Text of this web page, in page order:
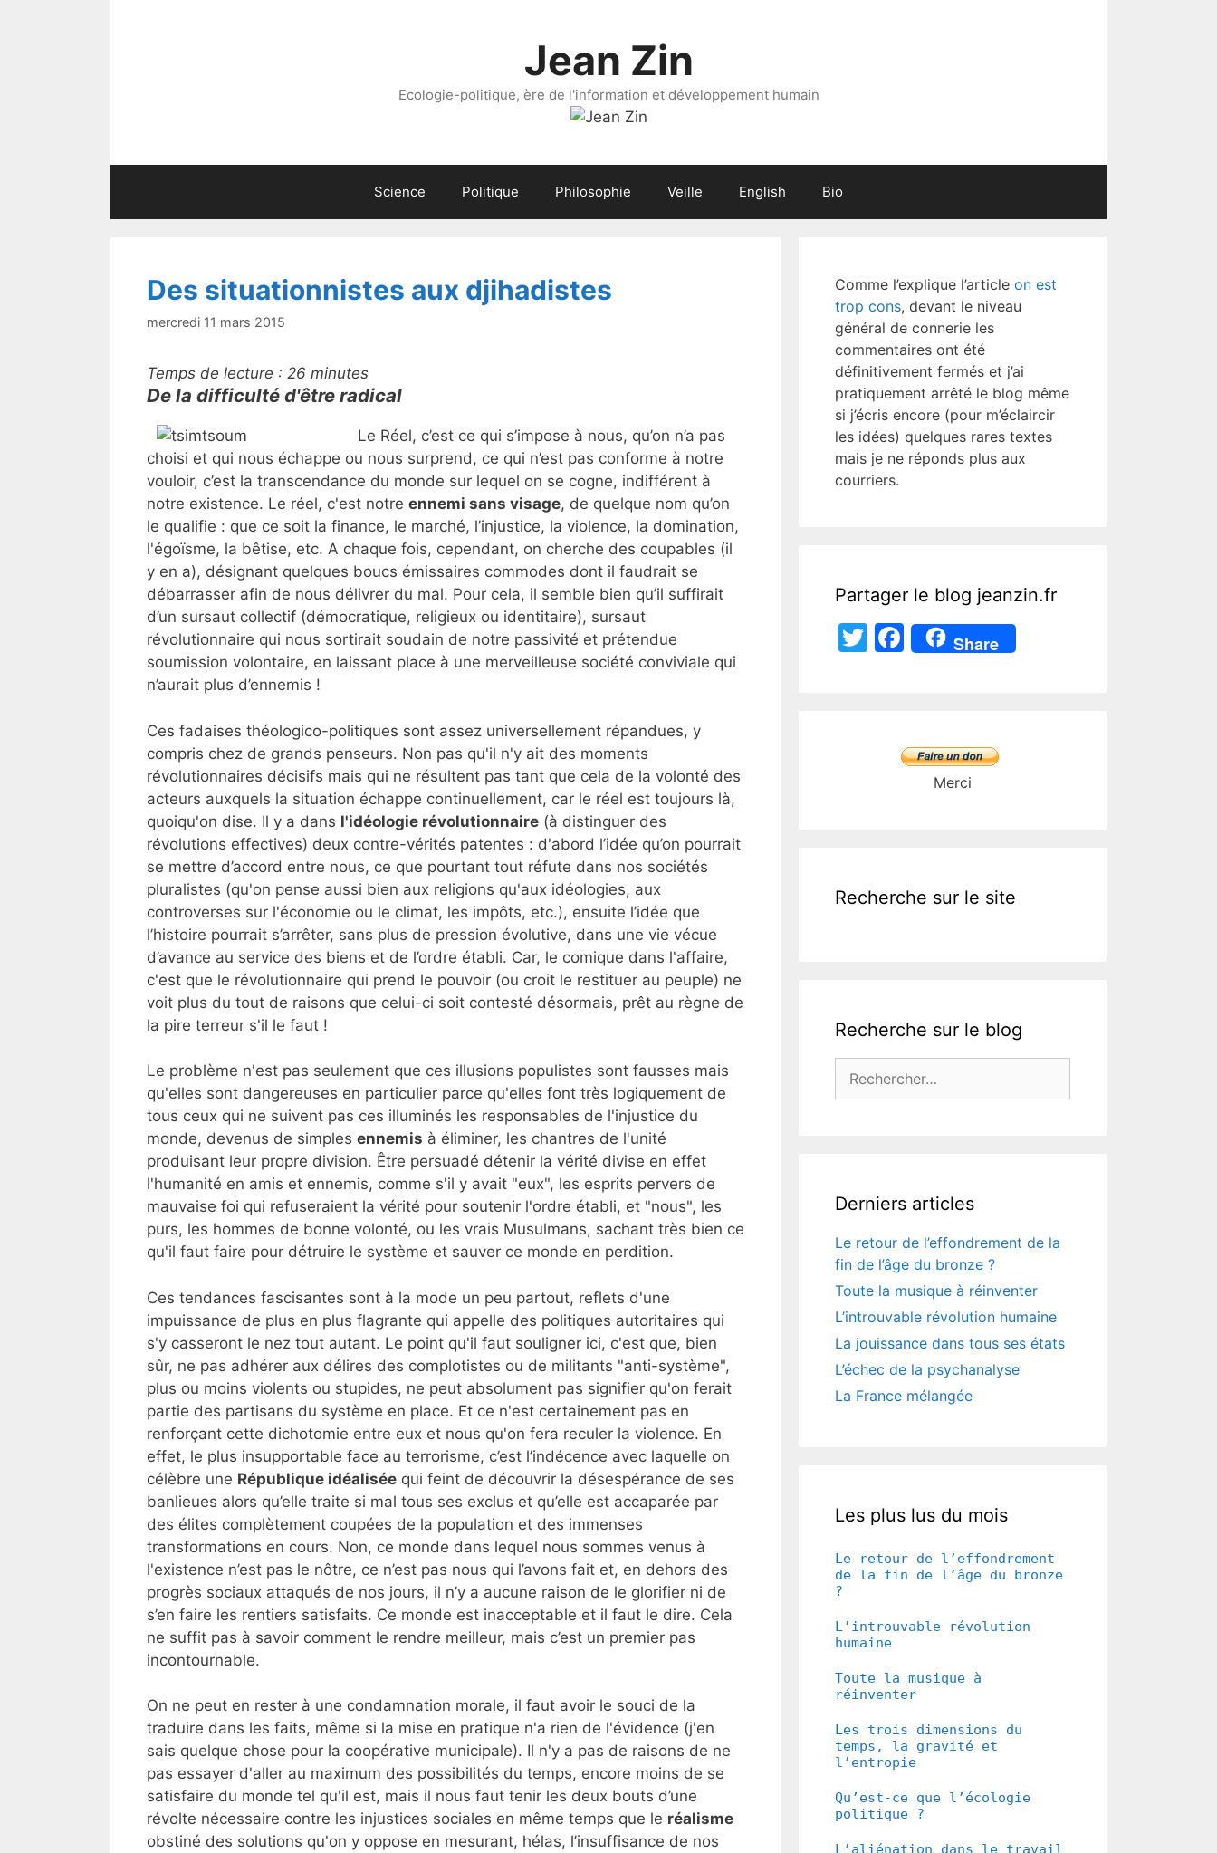
Jean Zin
Ecologie-politique, ère de l'information et développement humain
Science Politique Philosophie Veille English Bio
Des situationnistes aux djihadistes
mercredi 11 mars 2015
Temps de lecture : 26 minutes
De la difficulté d'être radical
Le Réel, c’est ce qui s’impose à nous, qu’on n’a pas
choisi et qui nous échappe ou nous surprend, ce qui n’est pas conforme à notre
vouloir, c’est la transcendance du monde sur lequel on se cogne, indifférent à
notre existence. Le réel, c'est notre ennemi sans visage, de quelque nom qu’on
le qualifie : que ce soit la finance, le marché, l’injustice, la violence, la domination,
l'égoïsme, la bêtise, etc. A chaque fois, cependant, on cherche des coupables (il
y en a), désignant quelques boucs émissaires commodes dont il faudrait se
débarrasser afin de nous délivrer du mal. Pour cela, il semble bien qu’il suffirait
d’un sursaut collectif (démocratique, religieux ou identitaire), sursaut
révolutionnaire qui nous sortirait soudain de notre passivité et prétendue
soumission volontaire, en laissant place à une merveilleuse société conviviale qui
n’aurait plus d’ennemis !
Ces fadaises théologico-politiques sont assez universellement répandues, y
compris chez de grands penseurs. Non pas qu'il n'y ait des moments
révolutionnaires décisifs mais qui ne résultent pas tant que cela de la volonté des
acteurs auxquels la situation échappe continuellement, car le réel est toujours là,
quoiqu'on dise. Il y a dans l'idéologie révolutionnaire (à distinguer des
révolutions effectives) deux contre-vérités patentes : d'abord l’idée qu’on pourrait
se mettre d’accord entre nous, ce que pourtant tout réfute dans nos sociétés
pluralistes (qu'on pense aussi bien aux religions qu'aux idéologies, aux
controverses sur l'économie ou le climat, les impôts, etc.), ensuite l’idée que
l’histoire pourrait s’arrêter, sans plus de pression évolutive, dans une vie vécue
d’avance au service des biens et de l’ordre établi. Car, le comique dans l'affaire,
c'est que le révolutionnaire qui prend le pouvoir (ou croit le restituer au peuple) ne
voit plus du tout de raisons que celui-ci soit contesté désormais, prêt au règne de
la pire terreur s'il le faut !
Le problème n'est pas seulement que ces illusions populistes sont fausses mais
qu'elles sont dangereuses en particulier parce qu'elles font très logiquement de
tous ceux qui ne suivent pas ces illuminés les responsables de l'injustice du
monde, devenus de simples ennemis à éliminer, les chantres de l'unité
produisant leur propre division. Être persuadé détenir la vérité divise en effet
l'humanité en amis et ennemis, comme s'il y avait "eux", les esprits pervers de
mauvaise foi qui refuseraient la vérité pour soutenir l'ordre établi, et "nous", les
purs, les hommes de bonne volonté, ou les vrais Musulmans, sachant très bien ce
qu'il faut faire pour détruire le système et sauver ce monde en perdition.
Ces tendances fascisantes sont à la mode un peu partout, reflets d'une
impuissance de plus en plus flagrante qui appelle des politiques autoritaires qui
s'y casseront le nez tout autant. Le point qu'il faut souligner ici, c'est que, bien
sûr, ne pas adhérer aux délires des complotistes ou de militants "anti-système",
plus ou moins violents ou stupides, ne peut absolument pas signifier qu'on ferait
partie des partisans du système en place. Et ce n'est certainement pas en
renforçant cette dichotomie entre eux et nous qu'on fera reculer la violence. En
effet, le plus insupportable face au terrorisme, c’est l’indécence avec laquelle on
célèbre une République idéalisée qui feint de découvrir la désespérance de ses
banlieues alors qu’elle traite si mal tous ses exclus et qu’elle est accaparée par
des élites complètement coupées de la population et des immenses
transformations en cours. Non, ce monde dans lequel nous sommes venus à
l'existence n’est pas le nôtre, ce n’est pas nous qui l’avons fait et, en dehors des
progrès sociaux attaqués de nos jours, il n’y a aucune raison de le glorifier ni de
s’en faire les rentiers satisfaits. Ce monde est inacceptable et il faut le dire. Cela
ne suffit pas à savoir comment le rendre meilleur, mais c’est un premier pas
incontournable.
On ne peut en rester à une condamnation morale, il faut avoir le souci de la
traduire dans les faits, même si la mise en pratique n'a rien de l'évidence (j'en
sais quelque chose pour la coopérative municipale). Il n'y a pas de raisons de ne
pas essayer d'aller au maximum des possibilités du temps, encore moins de se
satisfaire du monde tel qu'il est, mais il nous faut tenir les deux bouts d’une
révolte nécessaire contre les injustices sociales en même temps que le réalisme
obstiné des solutions qu'on y oppose en mesurant, hélas, l’insuffisance de nos
Comme l’explique l’article on est
trop cons, devant le niveau
général de connerie les
commentaires ont été
définitivement fermés et j’ai
pratiquement arrêté le blog même
si j’écris encore (pour m’éclaircir
les idées) quelques rares textes
mais je ne réponds plus aux
courriers.
Partager le blog jeanzin.fr
T
F
b
Share
Merci
Recherche sur le site
Recherche sur le blog
Derniers articles
Le retour de l’effondrement de la
fin de l’âge du bronze ?
Toute la musique à réinventer
L’introuvable révolution humaine
La jouissance dans tous ses états
L’échec de la psychanalyse
La France mélangée
Les plus lus du mois
Le retour de l’effondrement
de la fin de l’âge du bronze
?
L’introuvable révolution
humaine
Toute la musique à
réinventer
Les trois dimensions du
temps, la gravité et
l’entropie
Qu’est-ce que l’écologie
politique ?
L’aliénation dans le travail